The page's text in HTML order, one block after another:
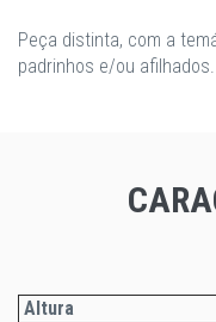
Peça distinta, com a
padrinhos e/ou afilhados.
Altura